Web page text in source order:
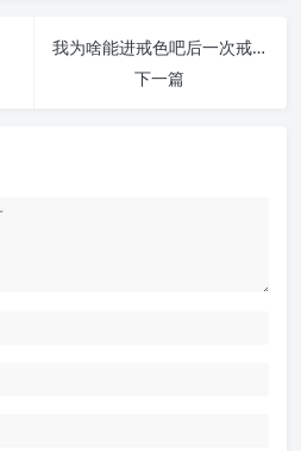
我为啥能进戒色吧后一次戒断 | 戒者录
下一篇